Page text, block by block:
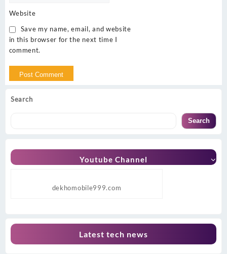
Search
Search
Youtube Channel
dekhomobile999.com
Latest tech news
Website
Save my name, email, and website
in this browser for the next time I
comment.